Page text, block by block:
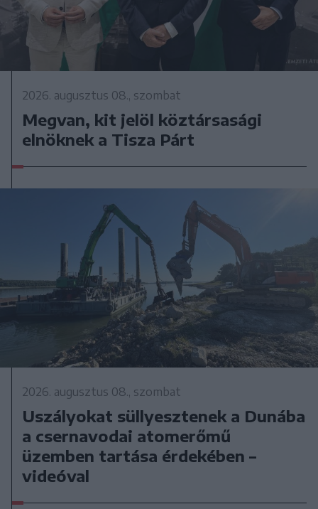
2026. augusztus 08., szombat
Megvan, kit jelöl köztársasági
elnöknek a Tisza Párt
2026. augusztus 08., szombat
Uszályokat süllyesztenek a Dunába
a csernavodai atomerőmű
üzemben tartása érdekében –
videóval